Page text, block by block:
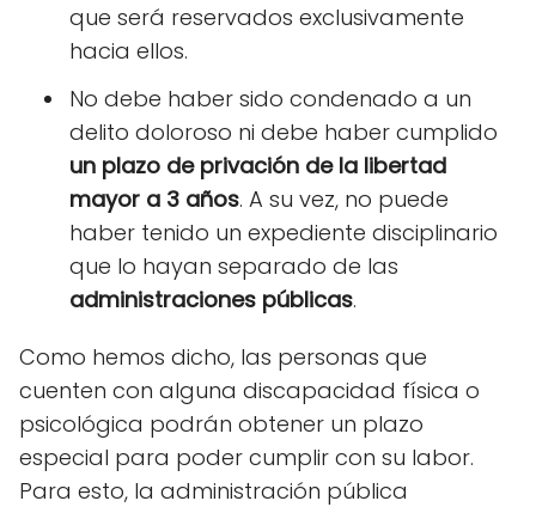
que será reservados exclusivamente
hacia ellos.
No debe haber sido condenado a un
delito doloroso ni debe haber cumplido
un plazo de privación de la libertad
mayor a 3 años. A su vez, no puede
haber tenido un expediente disciplinario
que lo hayan separado de las
administraciones públicas.
Como hemos dicho, las personas que
cuenten con alguna discapacidad física o
psicológica podrán obtener un plazo
especial para poder cumplir con su labor.
Para esto, la administración pública